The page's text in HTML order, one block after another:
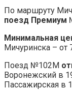
По маршруту
поезд Премиум
Минимальная
Мичуринска – от
Поезд №102М
Воронежский в
Пассажирская в